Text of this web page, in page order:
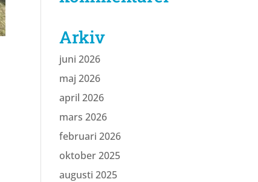
Arkiv
juni 2026
maj 2026
april 2026
mars 2026
februari 2026
oktober 2025
augusti 2025